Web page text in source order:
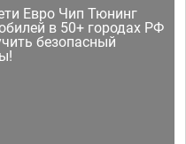
Евро Чип Тюнинг
в 50+ городах РФ
безопасный